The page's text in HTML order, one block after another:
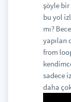
şöyle
bu yol
mı?
yapılan
from
sadece
daha